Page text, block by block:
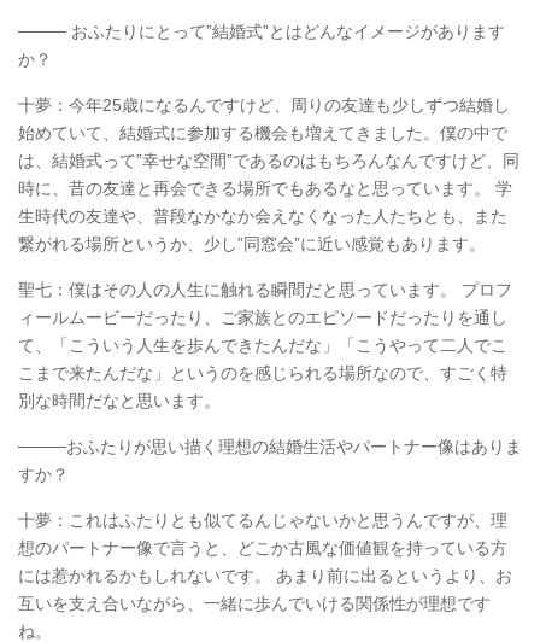
──── おふたりにとって”結婚式”とはどんなイメージがあります
か？
十夢：今年25歳になるんですけど、周りの友達も少しずつ結婚し
始めていて、結婚式に参加する機会も増えてきました。僕の中で
は、結婚式って”幸せな空間”であるのはもちろんなんですけど、同
時に、昔の友達と再会できる場所でもあるなと思っています。 学
生時代の友達や、普段なかなか会えなくなった人たちとも、また
繋がれる場所というか、少し”同窓会”に近い感覚もあります。
聖七：僕はその人の人生に触れる瞬間だと思っています。 プロフ
ィールムービーだったり、ご家族とのエピソードだったりを通し
て、「こういう人生を歩んできたんだな」「こうやって二人でこ
こまで来たんだな」というのを感じられる場所なので、すごく特
別な時間だなと思います。
────おふたりが思い描く理想の結婚生活やパートナー像はありま
すか？
十夢：これはふたりとも似てるんじゃないかと思うんですが、理
想のパートナー像で言うと、どこか古風な価値観を持っている方
には惹かれるかもしれないです。 あまり前に出るというより、お
互いを支え合いながら、一緒に歩んでいける関係性が理想です
ね。